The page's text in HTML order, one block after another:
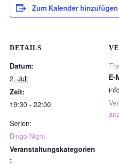
Zum Kalender hinzufügen
DETAILS
Datum:
2. Juli
Zeit:
19:30 - 22:00
Serien:
Bingo Night
Veranstaltungskategorien
:
E-